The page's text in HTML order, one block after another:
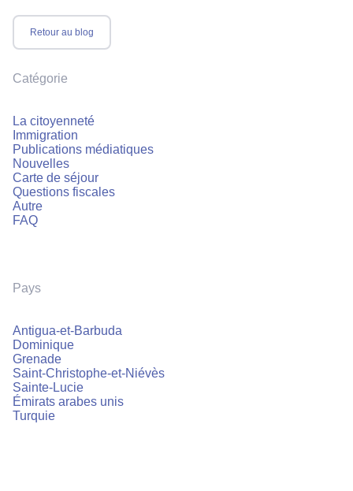
Retour au blog
Catégorie
La citoyenneté
Immigration
Publications médiatiques
Nouvelles
Carte de séjour
Questions fiscales
Autre
FAQ
Pays
Antigua-et-Barbuda
Dominique
Grenade
Saint-Christophe-et-Niévès
Sainte-Lucie
Émirats arabes unis
Turquie